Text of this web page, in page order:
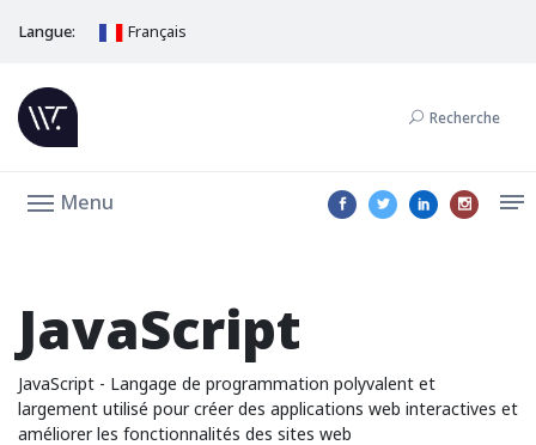
Langue: Français
Recherche
Menu
JavaScript
JavaScript - Langage de programmation polyvalent et
largement utilisé pour créer des applications web interactives et
améliorer les fonctionnalités des sites web